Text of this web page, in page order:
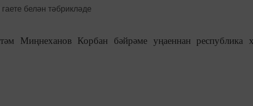
Миңнеханов Корбан бәйрәме уңаеннан республика